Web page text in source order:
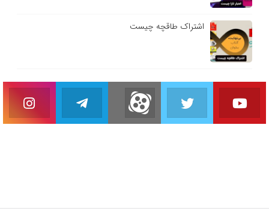
اشتراک طاقچه چیست